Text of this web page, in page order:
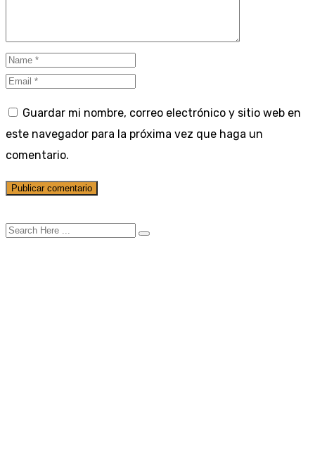
Guardar mi nombre, correo electrónico y sitio web en
este navegador para la próxima vez que haga un
comentario.